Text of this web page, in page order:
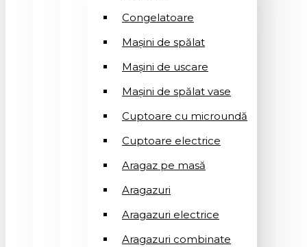
Congelatoare
Mașini de spălat
Mașini de uscare
Mașini de spălat vase
Cuptoare cu microundă
Cuptoare electrice
Aragaz pe masă
Aragazuri
Aragazuri electrice
Aragazuri combinate